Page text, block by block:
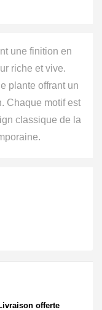
une finition en
riche et vive.
plante offrant un
Chaque motif est
classique de la
offerte